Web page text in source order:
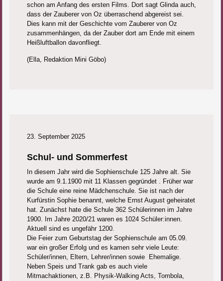
schon am Anfang des ersten Films. Dort sagt Glinda auch,
dass der Zauberer von Oz überraschend abgereist sei.
Dies kann mit der Geschichte vom Zauberer von Oz
zusammenhängen, da der Zauber dort am Ende mit einem
Heißluftballon davonfliegt.
(Ella, Redaktion Mini Göbo)
23. September 2025
Schul- und Sommerfest
In diesem Jahr wird die Sophienschule 125 Jahre alt. Sie
wurde am 9.1.1900 mit 11 Klassen gegründet . Früher war
die Schule eine reine Mädchenschule. Sie ist nach der
Kurfürstin Sophie benannt, welche Ernst August geheiratet
hat. Zunächst hate die Schule 362 Schülerinnen im Jahre
1900. Im Jahre 2020/21 waren es 1024 Schüler:innen.
Aktuell sind es ungefähr 1200.
Die Feier zum Geburtstag der Sophienschule am 05.09.
war ein großer Erfolg und es kamen sehr viele Leute:
Schüler/innen, Eltern, Lehrer/innen sowie Ehemalige.
Neben Speis und Trank gab es auch viele
Mitmachaktionen, z.B. Physik-Walking Acts, Tombola,